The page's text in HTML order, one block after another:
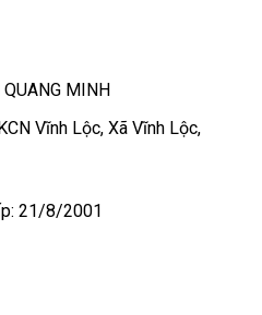
MINH
Vĩnh Lộc, Xã Vĩnh Lộc,
21/8/2001